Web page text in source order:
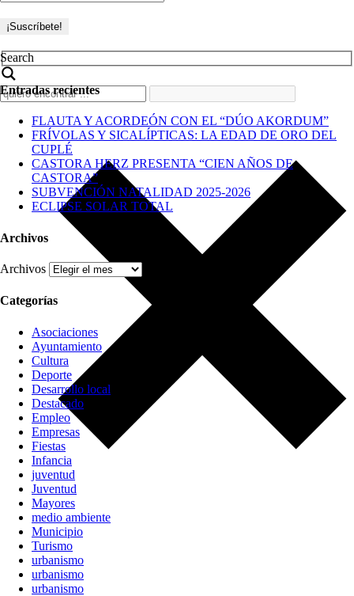
Search
Entradas recientes
FLAUTA Y ACORDEÓN CON EL “DÚO AKORDUM”
FRÍVOLAS Y SICALÍPTICAS: LA EDAD DE ORO DEL
CUPLÉ
CASTORA HERZ PRESENTA “CIEN AÑOS DE
CASTORA”
SUBVENCIÓN NATALIDAD 2025-2026
ECLIPSE SOLAR TOTAL
Archivos
Archivos
Categorías
Asociaciones
Ayuntamiento
Cultura
Deporte
Desarrollo local
Destacado
Empleo
Empresas
Fiestas
Infancia
juventud
Juventud
Mayores
medio ambiente
Municipio
Turismo
urbanismo
urbanismo
urbanismo